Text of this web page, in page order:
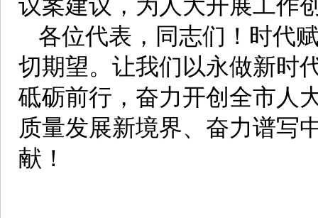
议案建议，为人大开展工作
各位代表，同志们！时代
切期望。让我们以永做新时
砥砺前行，奋力开创全市人
质量发展新境界、奋力谱写
献！